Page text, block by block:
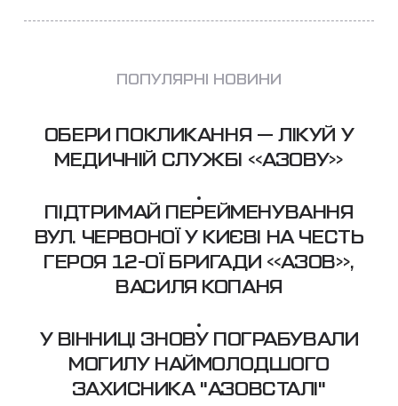
ПОПУЛЯРНІ НОВИНИ
ОБЕРИ ПОКЛИКАННЯ — ЛІКУЙ У
МЕДИЧНІЙ СЛУЖБІ «АЗОВУ»
ПІДТРИМАЙ ПЕРЕЙМЕНУВАННЯ
ВУЛ. ЧЕРВОНОЇ У КИЄВІ НА ЧЕСТЬ
ГЕРОЯ 12-ОЇ БРИГАДИ «АЗОВ»,
ВАСИЛЯ КОПАНЯ
У ВІННИЦІ ЗНОВУ ПОГРАБУВАЛИ
МОГИЛУ НАЙМОЛОДШОГО
ЗАХИСНИКА "АЗОВСТАЛІ"